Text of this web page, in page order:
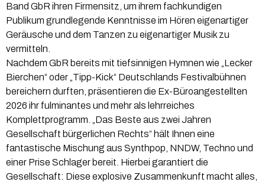
Band GbR ihren Firmensitz, um ihrem fachkundigen
Publikum grundlegende Kenntnisse im Hören eigenartiger
Geräusche und dem Tanzen zu eigenartiger Musik zu
vermitteln.
Nachdem GbR bereits mit tiefsinnigen Hymnen wie „Lecker
Bierchen“ oder „Tipp-Kick“ Deutschlands Festivalbühnen
bereichern durften, präsentieren die Ex-Büroangestellten
2026 ihr fulminantes und mehr als lehrreiches
Komplettprogramm. „Das Beste aus zwei Jahren
Gesellschaft bürgerlichen Rechts“ hält Ihnen eine
fantastische Mischung aus Synthpop, NNDW, Techno und
einer Prise Schlager bereit. Hierbei garantiert die
Gesellschaft: Diese explosive Zusammenkunft macht alles,